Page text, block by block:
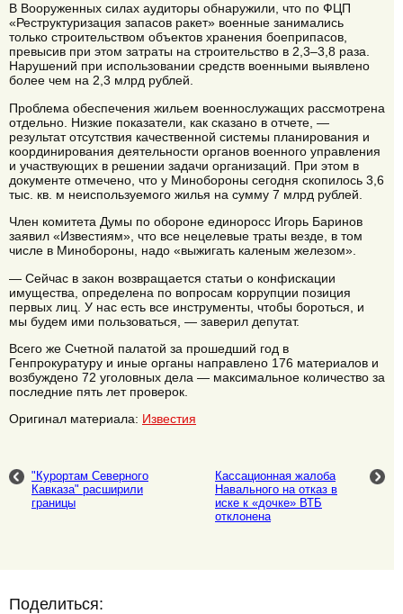
В Вооруженных силах аудиторы обнаружили, что по ФЦП
«Реструктуризация запасов ракет» военные занимались
только строительством объектов хранения боеприпасов,
превысив при этом затраты на строительство в 2,3–3,8 раза.
Нарушений при использовании средств военными выявлено
более чем на 2,3 млрд рублей.
Проблема обеспечения жильем военнослужащих рассмотрена
отдельно. Низкие показатели, как сказано в отчете, —
результат отсутствия качественной системы планирования и
координирования деятельности органов военного управления
и участвующих в решении задачи организаций. При этом в
документе отмечено, что у Минобороны сегодня скопилось 3,6
тыс. кв. м неиспользуемого жилья на сумму 7 млрд рублей.
Член комитета Думы по обороне единоросс Игорь Баринов
заявил «Известиям», что все нецелевые траты везде, в том
числе в Минобороны, надо «выжигать каленым железом».
— Сейчас в закон возвращается статьи о конфискации
имущества, определена по вопросам коррупции позиция
первых лиц. У нас есть все инструменты, чтобы бороться, и
мы будем ими пользоваться, — заверил депутат.
Всего же Счетной палатой за прошедший год в
Генпрокуратуру и иные органы направлено 176 материалов и
возбуждено 72 уголовных дела — максимальное количество за
последние пять лет проверок.
Оригинал материала: Известия
"Курортам Северного
Кавказа" расширили
границы
Кассационная жалоба
Навального на отказ в
иске к «дочке» ВТБ
отклонена
Поделиться: